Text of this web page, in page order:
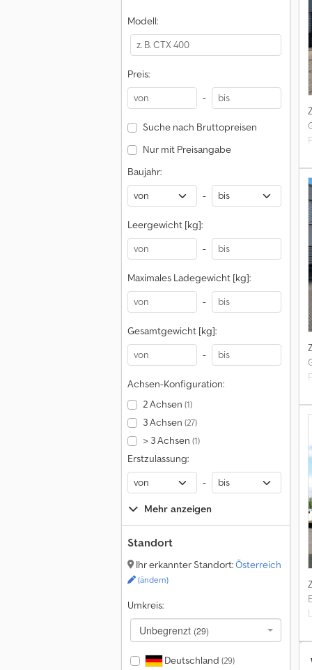
Modell:
Preis:
-
Suche nach Bruttopreisen
Nur mit Preisangabe
Baujahr:
-
Leergewicht [kg]:
-
Maximales Ladegewicht [kg]:
-
Gesamtgewicht [kg]:
-
Achsen-Konfiguration:
2 Achsen (1)
3 Achsen (27)
> 3 Achsen (1)
Erstzulassung:
-
Mehr anzeigen
Standort
Ihr erkannter Standort:Österreich
(ändern)
Umkreis:
Unbegrenzt (29)
Deutschland (29)